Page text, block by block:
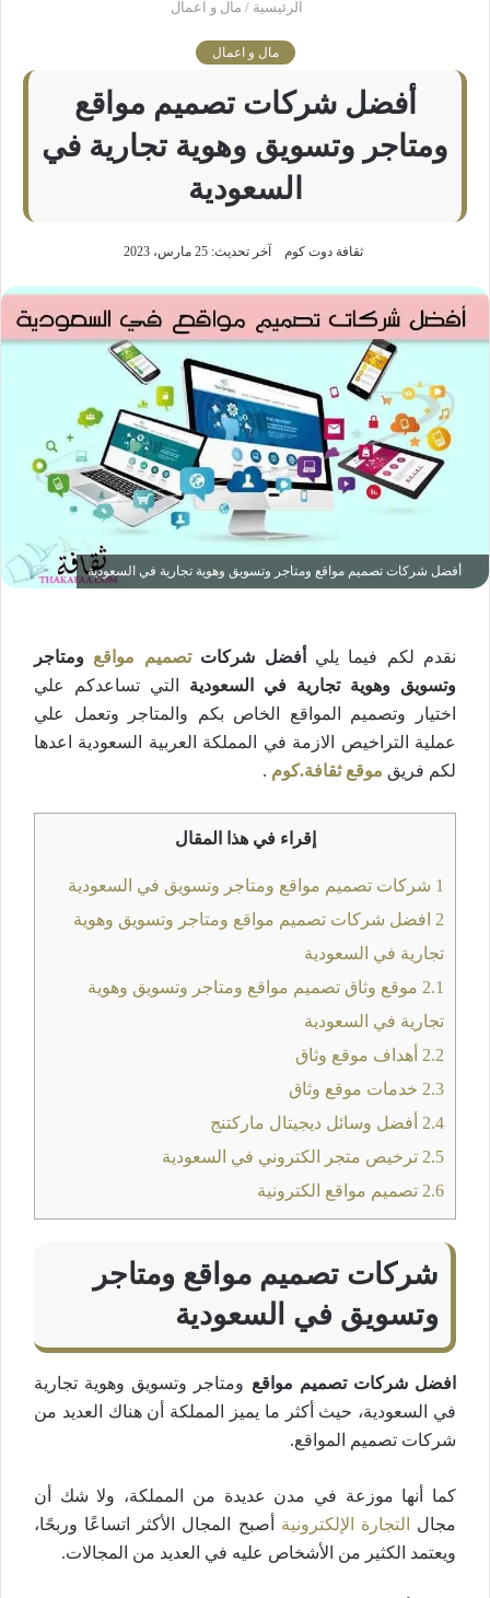
الرئيسية / مال و اعمال
مال و اعمال
أفضل شركات تصميم مواقع
ومتاجر وتسويق وهوية تجارية في
السعودية
ثقافة دوت كوم آخر تحديث: 25 مارس، 2023
أفضل شركات تصميم مواقع ومتاجر وتسويق وهوية تجارية في السعودية
نقدم لكم فيما يلي أفضل شركاتتصميم مواقع ومتاجر
وتسويق وهوية تجارية في السعودية التي تساعدكم علي
اختيار وتصميم المواقع الخاص بكم والمتاجر وتعمل علي
عملية التراخيص الازمة في المملكة العربية السعودية اعدها
لكم فريق موقع ثقافة.كوم .
إقراء في هذا المقال
1 شركات تصميم مواقع ومتاجر وتسويق في السعودية
2 افضل شركات تصميم مواقع ومتاجر وتسويق وهوية
تجارية في السعودية
2.1 موقع وثاق تصميم مواقع ومتاجر وتسويق وهوية
تجارية في السعودية
2.2 أهداف موقع وثاق
2.3 خدمات موقع وثاق
2.4 أفضل وسائل ديجيتال ماركتنج
2.5 ترخيص متجر الكتروني في السعودية
2.6 تصميم مواقع الكترونية
شركات تصميم مواقع ومتاجر
وتسويق في السعودية
افضل شركات تصميم مواقع ومتاجر وتسويق وهوية تجارية
في السعودية، حيث أكثر ما يميز المملكة أن هناك العديد من
شركات تصميم المواقع.
كما أنها موزعة في مدن عديدة من المملكة، ولا شك أن
مجال
التجارة الإلكترونية أصبح المجال الأكثر اتساعًا وربحًا،
ويعتمد الكثير من الأشخاص عليه في العديد من المجالات.